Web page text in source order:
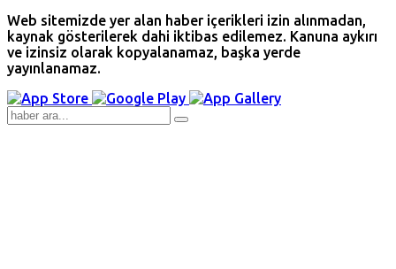
Web sitemizde yer alan haber içerikleri izin alınmadan,
kaynak gösterilerek dahi iktibas edilemez. Kanuna aykırı
ve izinsiz olarak kopyalanamaz, başka yerde
yayınlanamaz.